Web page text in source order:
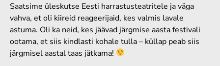
Saatsime üleskutse Eesti harrastusteatritele ja väga
vahva, et oli kiireid reageerijaid, kes valmis lavale
astuma. Oli ka neid, kes jäävad järgmise aasta festivali
ootama, et siis kindlasti kohale tulla – küllap peab siis
järgmisel aastal taas jätkama!